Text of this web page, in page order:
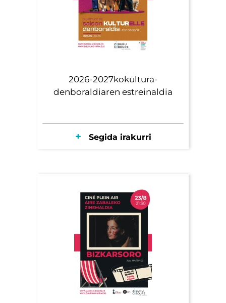
2026-2027kokultura-
denboraldiaren estreinaldia
Segida irakurri